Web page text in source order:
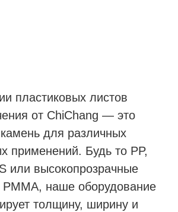
пластиковых листов
от ChiChang — это
для различных
применений. Будь то PP,
или высокопрозрачные
наше оборудование
толщину, ширину и